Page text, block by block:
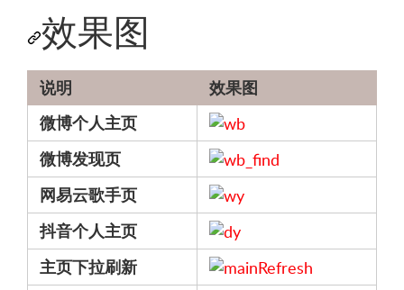
效果图
说明
效果图
微博个人主页
微博发现页
网易云歌手页
抖音个人主页
主页下拉刷新